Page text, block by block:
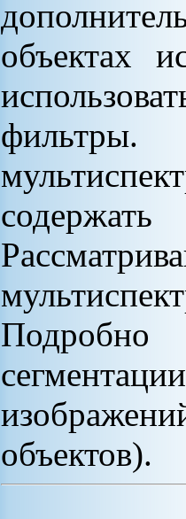
объектах
Подробно
объектов).